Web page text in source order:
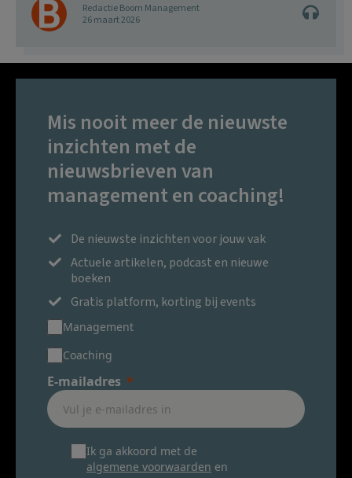
Redactie Boom Management
26 maart 2026
Mis nooit meer de nieuwste
inzichten met de
nieuwsbrieven van
management en coaching!
De nieuwste inzichten voor jouw vak
Actuele artikelen, podcast en nieuwe
boeken
Gratis platform, korting bij events
Management
Coaching
E-mailadres
Ik ga akkoord met de
algemene voorwaarden en